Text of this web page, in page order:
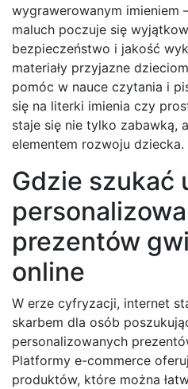
wygrawerowanym imieniem
maluch poczuje się
bezpieczeństwo i jakość
materiały przyjazne
pomóc w nauce czytania i
się na literki imienia czy
staje się nie tylko zabawką,
elementem rozwoju dziecka.
Gdzie szukać
prezentów
online
W erze cyfryzacji, internet
skarbem dla osób
personalizowanych
Platformy e-commerce
produktów, które można